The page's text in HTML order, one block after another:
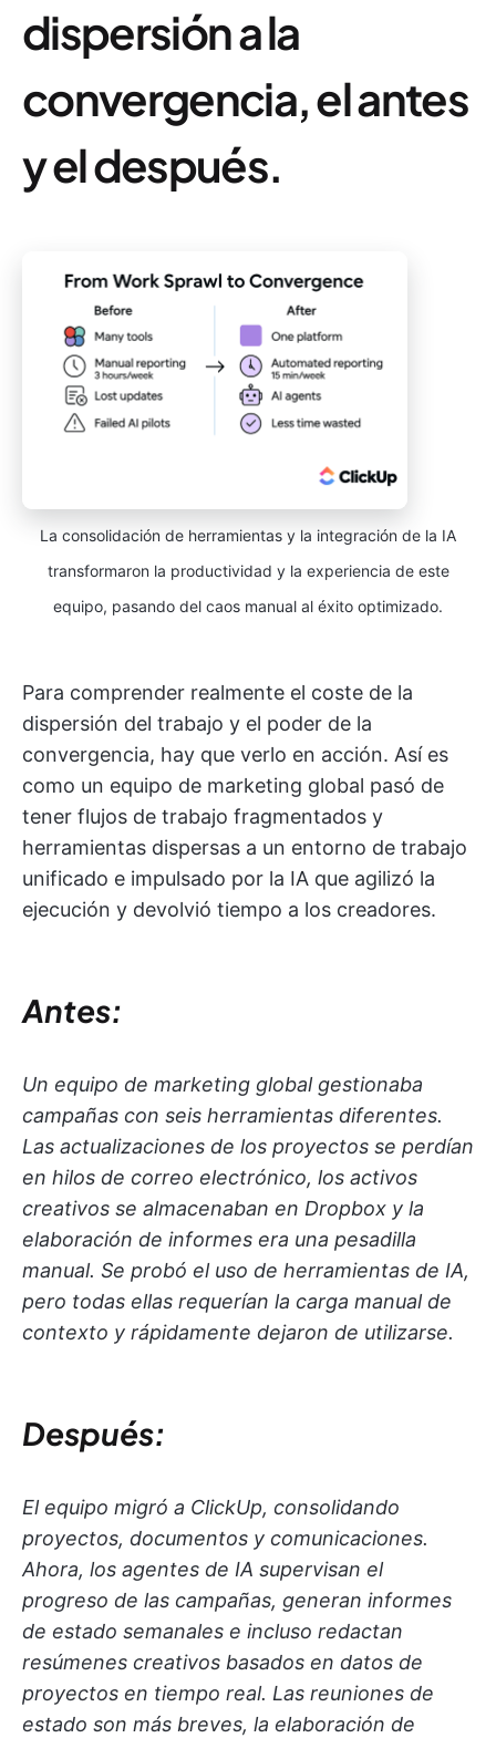
dispersión a la
convergencia, el antes
y el después.
La consolidación de herramientas y la integración de la IA
transformaron la productividad y la experiencia de este
equipo, pasando del caos manual al éxito optimizado.
Para comprender realmente el coste de la
dispersión del trabajo y el poder de la
convergencia, hay que verlo en acción. Así es
como un equipo de marketing global pasó de
tener flujos de trabajo fragmentados y
herramientas dispersas a un entorno de trabajo
unificado e impulsado por la IA que agilizó la
ejecución y devolvió tiempo a los creadores.
Antes:
Un equipo de marketing global gestionaba
campañas con seis herramientas diferentes.
Las actualizaciones de los proyectos se perdían
en hilos de correo electrónico, los activos
creativos se almacenaban en Dropbox y la
elaboración de informes era una pesadilla
manual. Se probó el uso de herramientas de IA,
pero todas ellas requerían la carga manual de
contexto y rápidamente dejaron de utilizarse.
Después:
El equipo migró a ClickUp, consolidando
proyectos, documentos y comunicaciones.
Ahora, los agentes de IA supervisan el
progreso de las campañas, generan informes
de estado semanales e incluso redactan
resúmenes creativos basados en datos de
proyectos en tiempo real. Las reuniones de
estado son más breves, la elaboración de